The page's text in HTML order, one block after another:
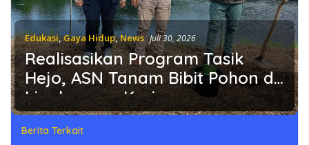
Edukasi,Gaya Hidup,News Juli 30, 2026
Realisasikan Program Tasik
Hejo, ASN Tanam Bibit Pohon di
Lingkungan Kerjanya
Berita Terkait